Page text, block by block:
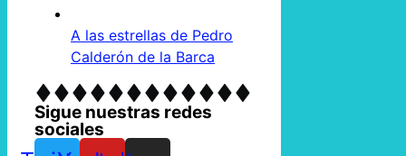
A las estrellas de Pedro
Calderón de la Barca
Sigue nuestras redes
sociales